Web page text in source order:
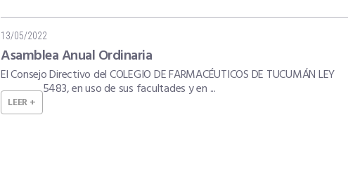
13/05/2022
Asamblea Anual Ordinaria
El Consejo Directivo del COLEGIO DE FARMACÉUTICOS DE TUCUMÁN LEY
5483, en uso de sus facultades y en ...
LEER +